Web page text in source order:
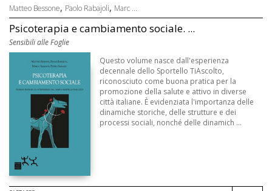
Matteo Bessone, Paolo Rabajoli, Marc ...
Psicoterapia e cambiamento sociale. ...
Sensibili alle Foglie
Questo volume nasce dall'esperienza
decennale dello Sportello TiAscolto,
riconosciuto come buona pratica per la
promozione della salute e attivo in diverse
città italiane. È evidenziata l'importanza delle
dinamiche storiche, delle strutture e dei
processi sociali, nonché delle dinamich ...